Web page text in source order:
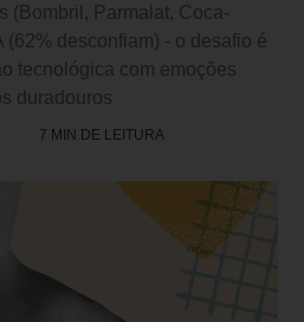
(Bombril, Parmalat, Coca-
(62% desconfiam) - o desafio é
tecnológica com emoções
duradouros
7 MIN DE LEITURA